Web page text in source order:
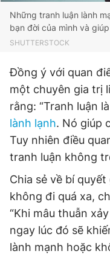
Những tranh luận lành
bạn đời của mình và
SHUTTERSTOCK
Đồng ý với quan
một chuyên gia trị
rằng: “Tranh luận
lành lạnh. Nó giúp
Tuy nhiên điều
tranh luận không
Chia sẻ về bí
không đi quá xa,
“Khi mâu thuẫn
ngay lúc đó sẽ
lành mạnh hoặc